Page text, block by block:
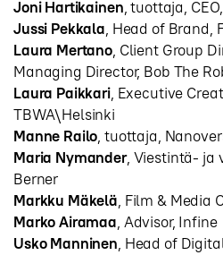
Joni Hartikainen, tuottaja,
Jussi Pekkala, Head of Brand,
Laura Mertano, Client Group
Managing Director, Bob The
Laura Paikkari, Executive
TBWA\Helsinki
Manne Railo, tuottaja,
Maria Nymander, Viestintä- ja
Berner
Markku Mäkelä, Film & Media
Marko Airamaa, Advisor, Infine
Usko Manninen, Head of